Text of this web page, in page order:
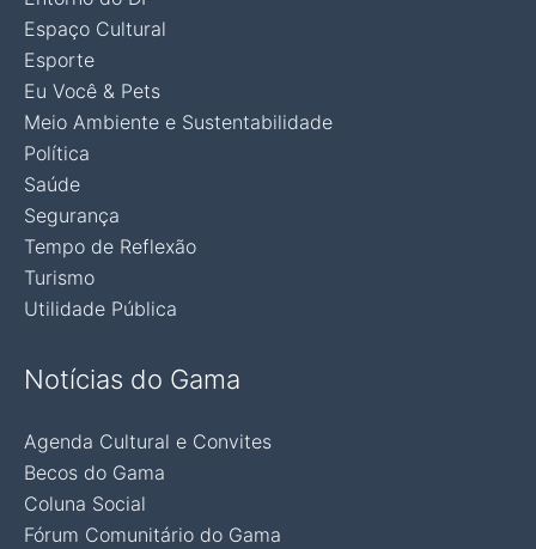
Espaço Cultural
Esporte
Eu Você & Pets
Meio Ambiente e Sustentabilidade
Política
Saúde
Segurança
Tempo de Reflexão
Turismo
Utilidade Pública
Notícias do Gama
Agenda Cultural e Convites
Becos do Gama
Coluna Social
Fórum Comunitário do Gama